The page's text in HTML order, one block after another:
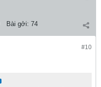
Bài gởi: 74
#10